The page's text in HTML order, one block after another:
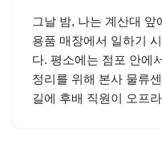
그날 밤, 나는 계산대 앞
용품 매장에서 일하기
다. 평소에는 점포 안에
정리를 위해 본사 물류
길에 후배 직원이 오프